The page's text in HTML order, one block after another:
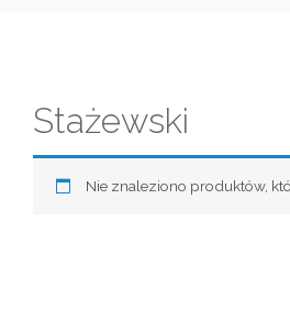
Stażewski
Nie znaleziono produktów,